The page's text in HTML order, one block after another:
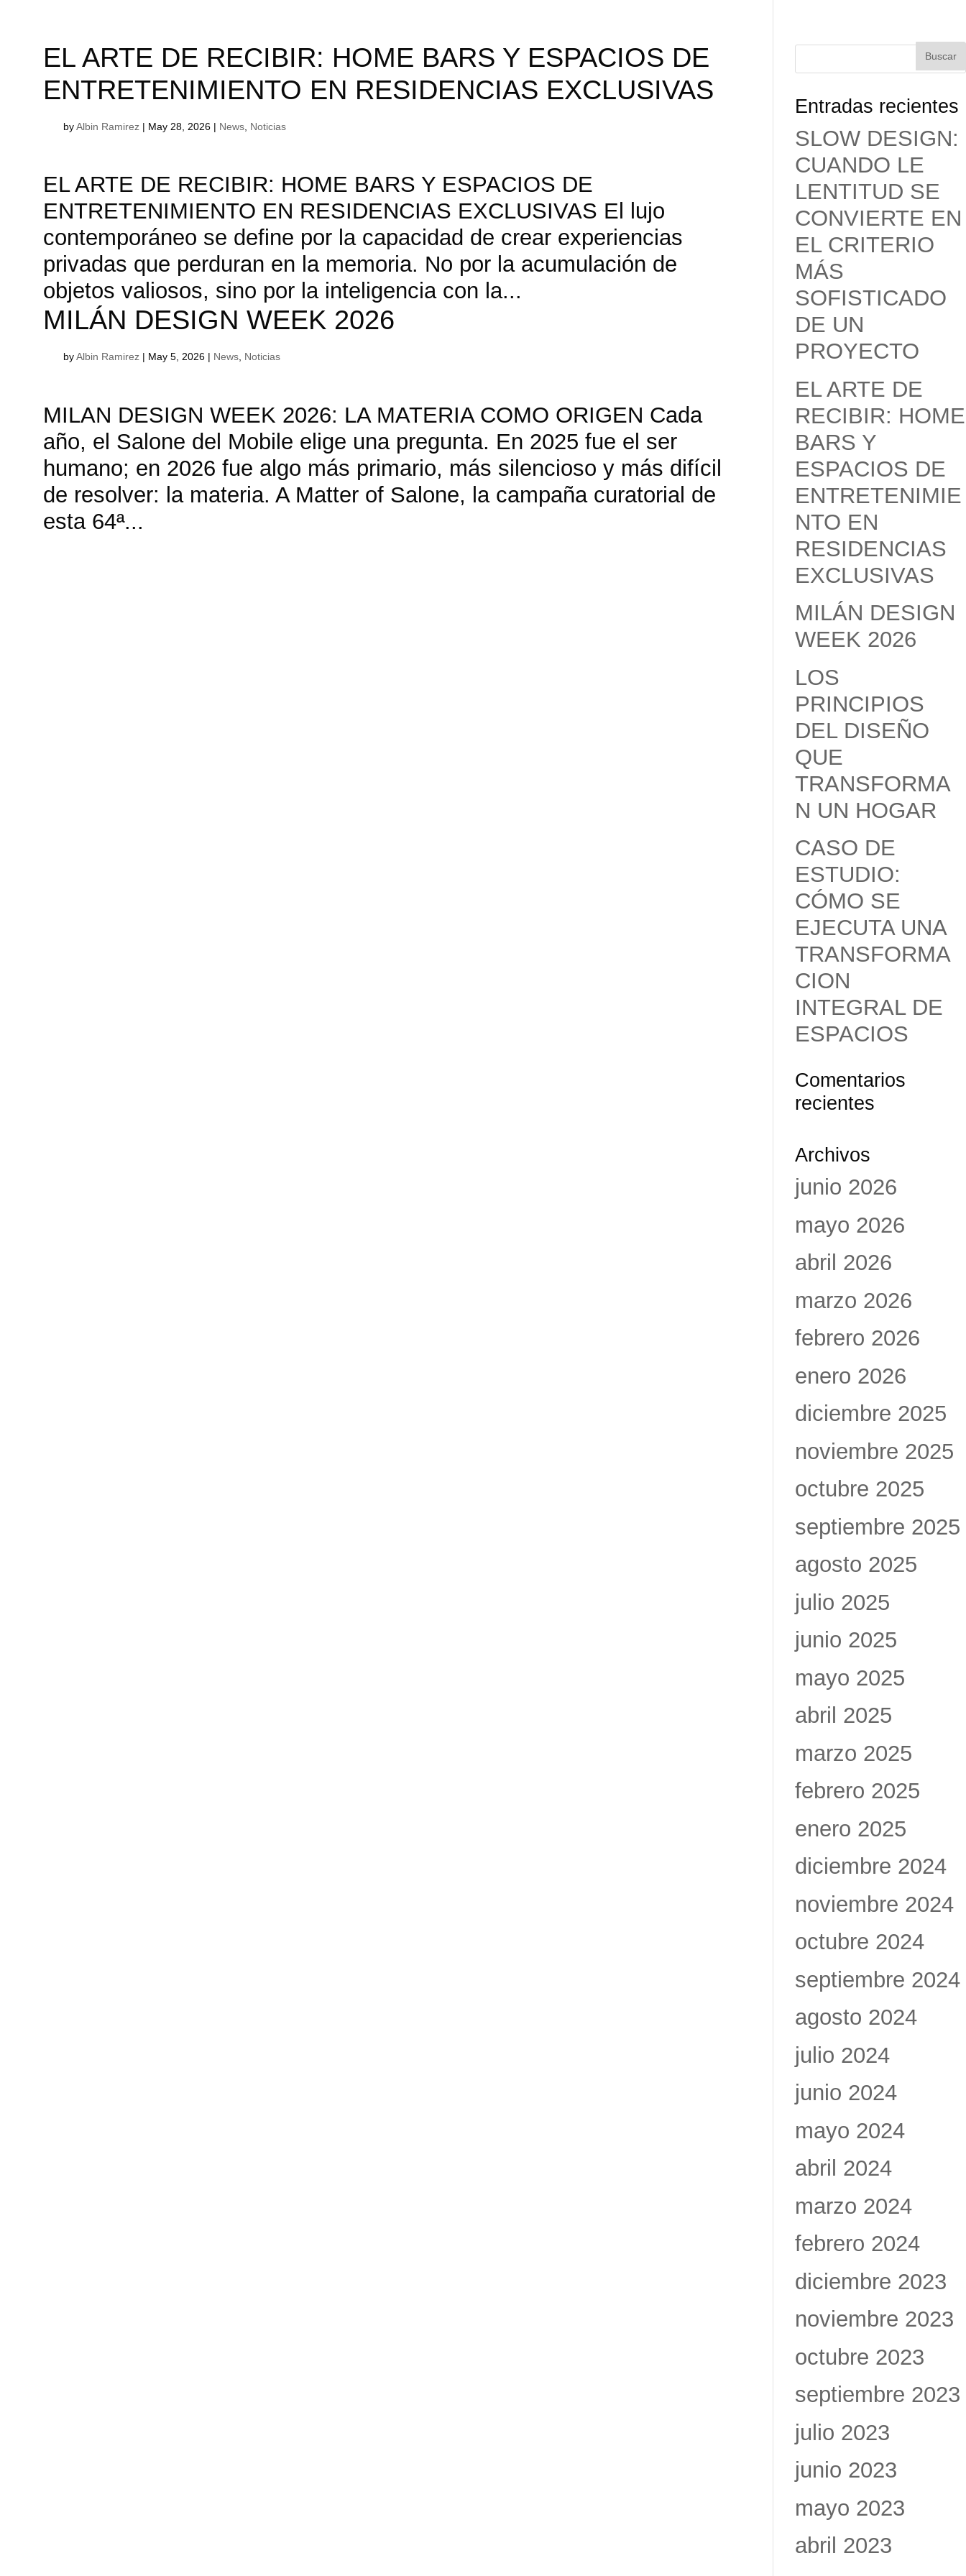
EL ARTE DE RECIBIR: HOME BARS Y ESPACIOS DE
ENTRETENIMIENTO EN RESIDENCIAS EXCLUSIVAS
byAlbin Ramirez | May 28, 2026 | News Noticias
EL ARTE DE RECIBIR: HOME BARS Y ESPACIOS DE
ENTRETENIMIENTO EN RESIDENCIAS EXCLUSIVAS El lujo
contemporáneo se define por la capacidad de crear experiencias
privadas que perduran en la memoria. No por la acumulación de
objetos valiosos, sino por la inteligencia con la...
MILÁN DESIGN WEEK 2026
byAlbin Ramirez | May 5, 2026 | News, Noticias
MILAN DESIGN WEEK 2026: LA MATERIA COMO ORIGEN Cada
año, el Salone del Mobile elige una pregunta. En 2025 fue el ser
humano; en 2026 fue algo más primario, más silencioso y más difícil
de resolver: la materia. A Matter of Salone, la campaña curatorial de
esta 64ª...
Entradas recientes
SLOW DESIGN:
CUANDO LE
LENTITUD SE
CONVIERTE EN
EL CRITERIO
MÁS
SOFISTICADO
DE UN
PROYECTO
EL ARTE DE
RECIBIR: HOME
BARS Y
ESPACIOS DE
ENTRETENIMIE
NTO EN
RESIDENCIAS
EXCLUSIVAS
MILÁN DESIGN
WEEK 2026
LOS
PRINCIPIOS
DEL DISEÑO
QUE
TRANSFORMA
N UN HOGAR
CASO DE
ESTUDIO:
CÓMO SE
EJECUTA UNA
TRANSFORMA
CION
INTEGRAL DE
ESPACIOS
Comentarios
recientes
Archivos
junio 2026
mayo 2026
abril 2026
marzo 2026
febrero 2026
enero 2026
diciembre 2025
noviembre 2025
octubre 2025
septiembre 2025
agosto 2025
julio 2025
junio 2025
mayo 2025
abril 2025
marzo 2025
febrero 2025
enero 2025
diciembre 2024
noviembre 2024
octubre 2024
septiembre 2024
agosto 2024
julio 2024
junio 2024
mayo 2024
abril 2024
marzo 2024
febrero 2024
diciembre 2023
noviembre 2023
octubre 2023
septiembre 2023
julio 2023
junio 2023
mayo 2023
abril 2023